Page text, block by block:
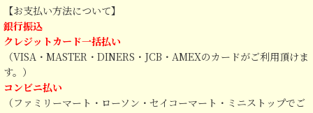
【お支払い方法について】
銀行振込
クレジットカード一括払い
（VISA・MASTER・DINERS・JCB・AMEXのカードがご利用頂けま
す。）
コンビニ払い
（ファミリーマート・ローソン・セイコーマート・ミニストップでご